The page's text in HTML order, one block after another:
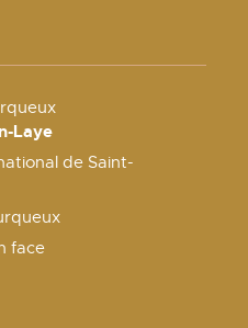
Laye
de Saint-
face